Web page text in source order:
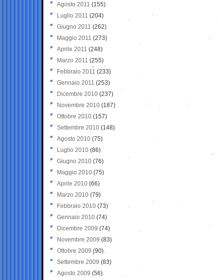
Agosto 2011 (155)
Luglio 2011 (204)
Giugno 2011 (262)
Maggio 2011 (273)
Aprile 2011 (248)
Marzo 2011 (255)
Febbraio 2011 (233)
Gennaio 2011 (253)
Dicembre 2010 (237)
Novembre 2010 (187)
Ottobre 2010 (157)
Settembre 2010 (148)
Agosto 2010 (75)
Luglio 2010 (86)
Giugno 2010 (76)
Maggio 2010 (75)
Aprile 2010 (66)
Marzo 2010 (79)
Febbraio 2010 (73)
Gennaio 2010 (74)
Dicembre 2009 (74)
Novembre 2009 (83)
Ottobre 2009 (90)
Settembre 2009 (83)
Agosto 2009 (56)